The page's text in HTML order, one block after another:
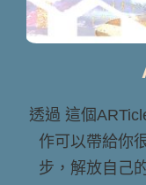
透過 這個
作可以帶給你
步，解放自己